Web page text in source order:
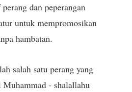
dan peperangan
untuk mempromosikan
hambatan.
salah satu perang yang
- shalallahu